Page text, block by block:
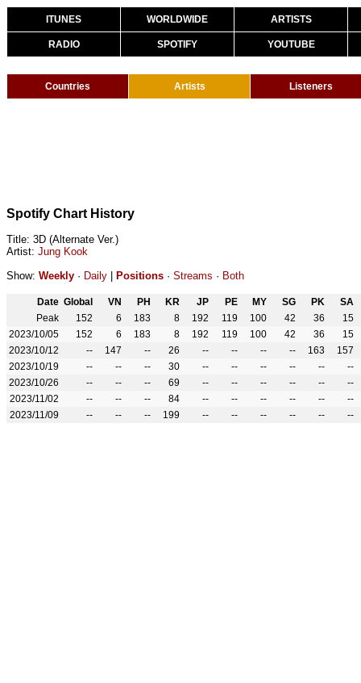
ITUNES WORLDWIDE ARTISTS
RADIO SPOTIFY YOUTUBE
Countries Artists Listeners
Spotify Chart History
Title: 3D (Alternate Ver.)
Artist: Jung Kook
Show: Weekly · Daily Positions · Streams · Both
Date Global VN PH KR JP PE MY SG PK
SA
Peak
152 6 183 8 192 119 100 42 36
15
2023/10/05
152 6 183 8 192 119 100 42 36
15
2023/10/12
-- 147 -- 26 -- -- -- -- 163
157
2023/10/19
-- -- -- 30 -- -- -- -- --
--
2023/10/26
-- -- -- 69 -- -- -- -- --
--
2023/11/02
-- -- -- 84 -- -- -- -- --
--
2023/11/09
-- -- -- 199 -- -- -- -- -- --